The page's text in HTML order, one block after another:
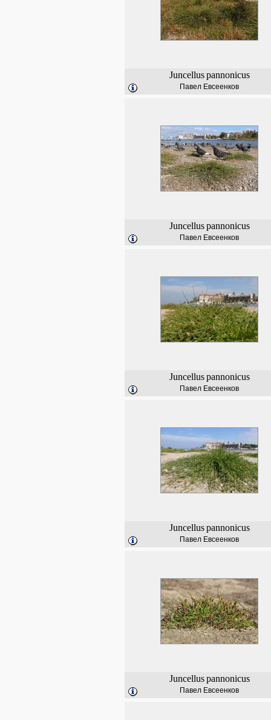
Juncellus pannonicus
Павел Евсеенков
Juncellus pannonicus
Павел Евсеенков
Juncellus pannonicus
Павел Евсеенков
Juncellus pannonicus
Павел Евсеенков
Juncellus pannonicus
Павел Евсеенков